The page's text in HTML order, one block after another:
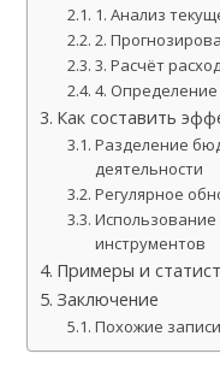
1. Анализ
2.
3. Расчёт
4.
Как составить
Разделение
деятельности
Регулярное
инструментов
Примеры и
Заключение
Похожие